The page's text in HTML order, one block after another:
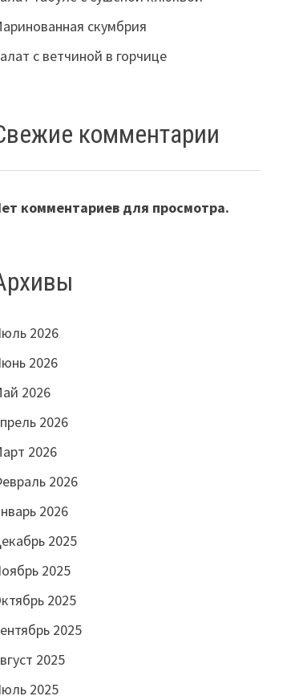
скумбрия
с ветчиной в горчице
комментарии
комментариев для просмотра.
2026
2026
2026
2026
2026
2026
2026
2025
2025
2025
2025
2025
2025